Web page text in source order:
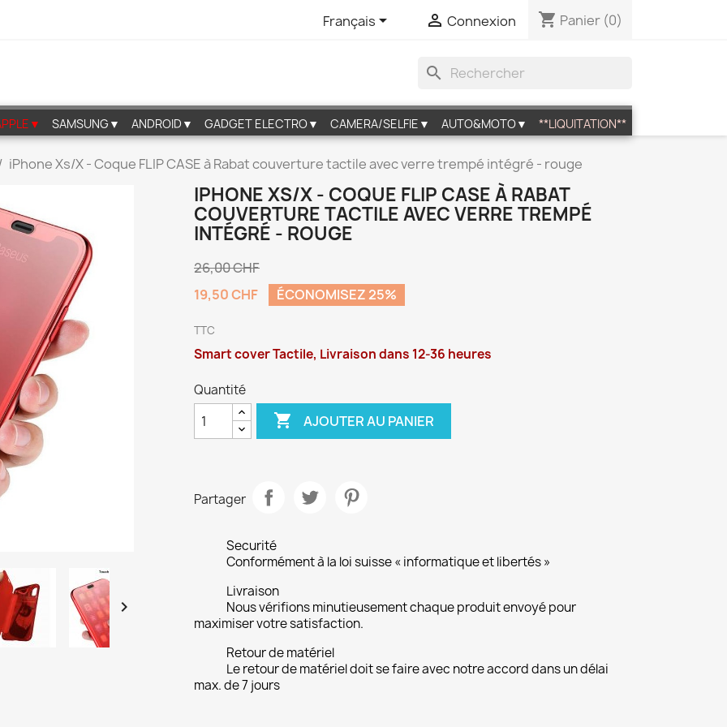
Français  Connexion shopping_cart Panier (0)
search
SAMSUNG▼ ANDROID▼ GADGET ELECTRO▼ CAMERA/SELFIE▼ AUTO&MOTO▼ **LIQUITATION**
iPhone Xs/X - Coque FLIP CASE à Rabat couverture tactile avec verre trempé intégré - rouge

IPHONE XS/X - COQUE FLIP CASE À RABAT
COUVERTURE TACTILE AVEC VERRE TREMPÉ
INTÉGRÉ - ROUGE
26,00 CHF
19,50 CHF
ÉCONOMISEZ 25%
TTC
Smart cover Tactile, Livraison dans 12-36 heures
Quantité
 AJOUTER AU PANIER
Partager
Securité
Conformément à la loi suisse « informatique et libertés »
Livraison
Nous vérifions minutieusement chaque produit envoyé pour
maximiser votre satisfaction.
Retour de matériel
Le retour de matériel doit se faire avec notre accord dans un délai
max. de 7 jours